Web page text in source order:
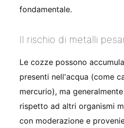
fondamentale.
Il rischio di metalli
Le cozze possono
presenti nell'acqua (come
mercurio), ma
rispetto ad altri organismi
con moderazione e